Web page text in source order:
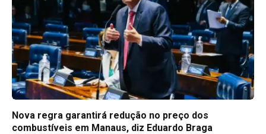
Nova regra garantirá redução no preço dos
combustíveis em Manaus, diz Eduardo Braga